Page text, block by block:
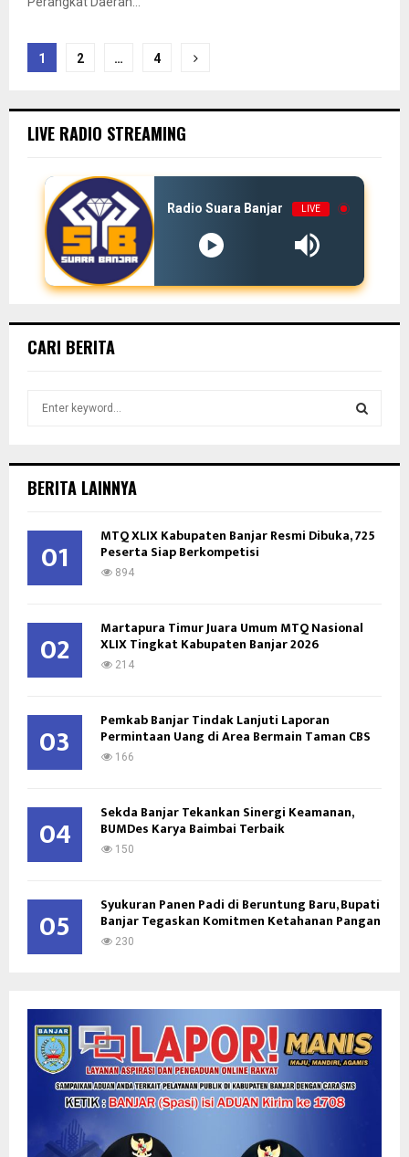
Paginasi
1 2 … 4
LIVE RADIO STREAMING
Radio Suara Banjar LIVE
CARI BERITA
h
o
H
BERITA LAINNYA
01 MTQ XLIX Kabupaten Banjar Resmi Dibuka, 725
Peserta Siap Berkompetisi
894
02 Martapura Timur Juara Umum MTQ Nasional
XLIX Tingkat Kabupaten Banjar 2026
214
03 Pemkab Banjar Tindak Lanjuti Laporan
Permintaan Uang di Area Bermain Taman CBS
166
04 Sekda Banjar Tekankan Sinergi Keamanan,
BUMDes Karya Baimbai Terbaik
150
05 Syukuran Panen Padi di Beruntung Baru, Bupati
Banjar Tegaskan Komitmen Ketahanan Pangan
230